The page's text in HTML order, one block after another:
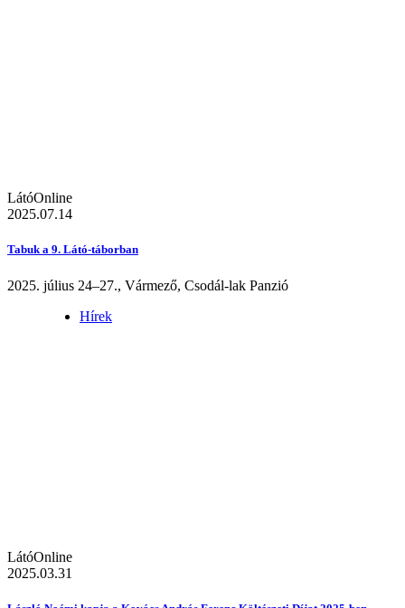
LátóOnline
2025.07.14
Tabuk a 9. Látó-táborban
2025. július 24–27., Vármező, Csodál-lak Panzió
Hírek
LátóOnline
2025.03.31